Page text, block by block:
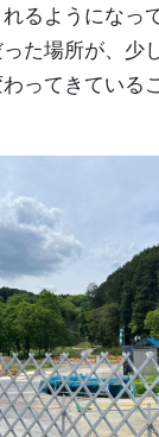
るようになっ
た場所が、少
ってきている